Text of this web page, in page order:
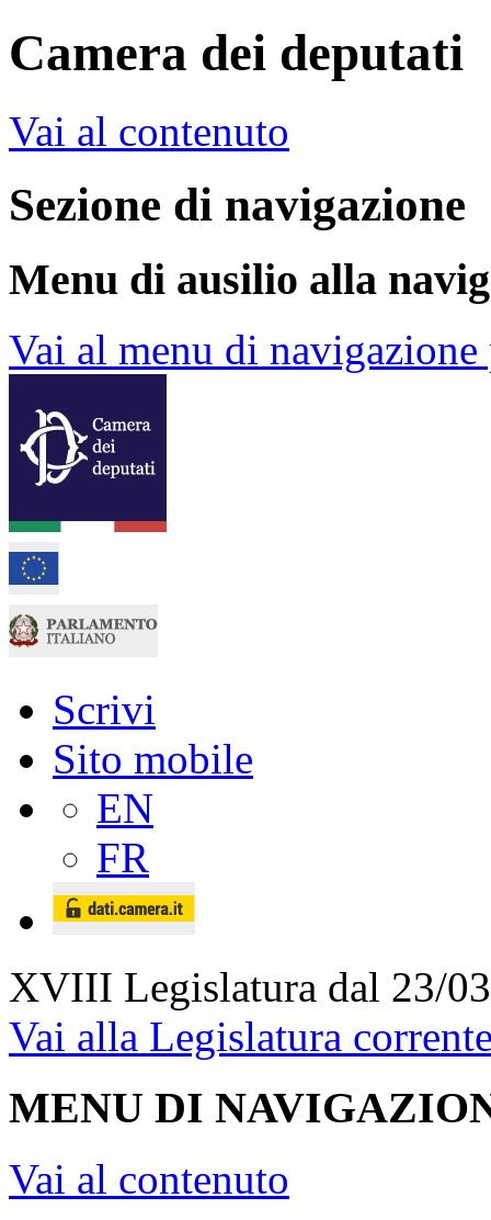
Camera dei deputati
Vai al contenuto
Sezione di navigazione
Menu di ausilio alla
Vai al menu di
Scrivi
Sito mobile
EN
FR
XVIII Legislatura dal 23/
Vai alla Legislatura
MENU DI
Vai al contenuto